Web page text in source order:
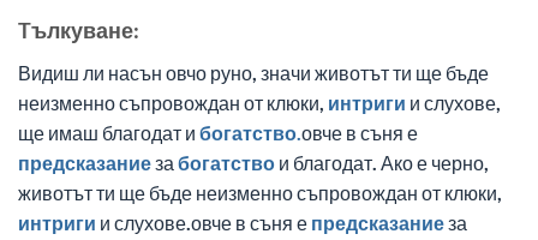
Tълкуване:
Видиш ли насън овчо руно, значи животът ти ще бъде
неизменно съпровождан от клюки, интриги и слухове,
ще имаш благодат и богатство.овче в съня е
предсказаниеза богатство и благодат. Ако е черно,
животът ти ще бъде неизменно съпровождан от клюки,
интриги и слухове.овче в съня е предсказаниеза